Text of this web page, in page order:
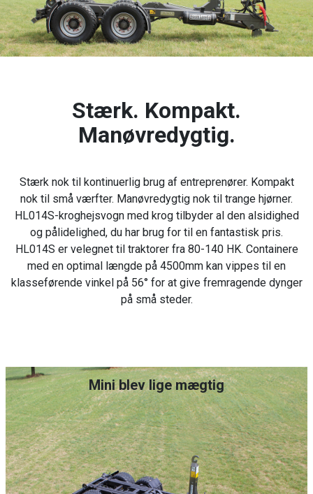
Stærk. Kompakt.
Manøvredygtig.
Stærk nok til kontinuerlig brug af entreprenører. Kompakt
nok til små værfter. Manøvredygtig nok til trange hjørner.
HL014S-kroghejsvogn med krog tilbyder al den alsidighed
og pålidelighed, du har brug for til en fantastisk pris.
HL014S er velegnet til traktorer fra 80-140 HK. Containere
med en optimal længde på 4500mm kan vippes til en
klasseførende vinkel på 56° for at give fremragende dynger
på små steder.
Mini blev lige mægtig